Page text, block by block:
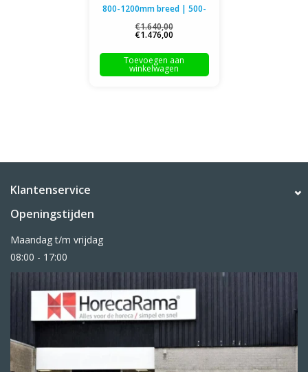
800-1200mm breed | 500-
700mm diep | 2000mm
hoog
€1.640,00
€1.476,00
Toevoegen aan
winkelwagen
Klantenservice
Openingstijden
Maandag t/m vrijdag
08:00 - 17:00